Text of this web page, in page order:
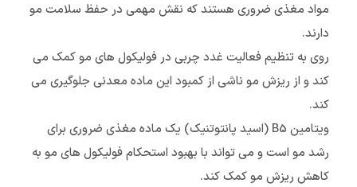
مواد مغذی ضروری هستند که نقش مهمی در حفظ سلامت مو
دارند.
روی به تنظیم فعالیت غدد چربی در فولیکول های مو کمک می
کند و از ریزش مو ناشی از کمبود این ماده معدنی جلوگیری می
کند.
ویتامین B5 (اسید پانتوتنیک) یک ماده مغذی ضروری برای
رشد مو است و می تواند با بهبود استحکام فولیکول های مو به
کاهش ریزش مو کمک کند.